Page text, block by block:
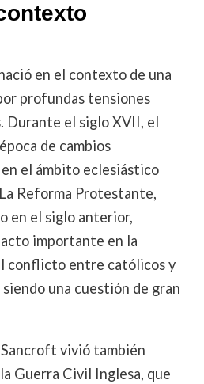
en el contexto de una
profundas tensiones
Durante el siglo XVII, el
de cambios
el ámbito eclesiástico
Reforma Protestante,
en el siglo anterior,
importante en la
conflicto entre católicos y
una cuestión de gran
vivió también
Guerra Civil Inglesa, que